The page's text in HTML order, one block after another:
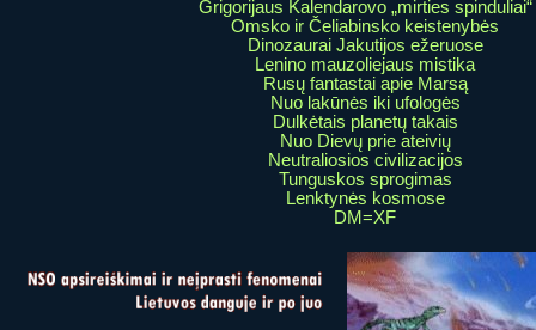
Grigorijaus Kalendarovo „mirties spinduliai“
Omsko ir Čeliabinsko keistenybės
Dinozaurai Jakutijos ežeruose
Lenino mauzoliejaus mistika
Rusų fantastai apie Marsą
Nuo lakūnės iki ufologės
Dulkėtais planetų takais
Nuo Dievų prie ateivių
Neutraliosios civilizacijos
Tunguskos sprogimas
Lenktynės kosmose
DM=XF